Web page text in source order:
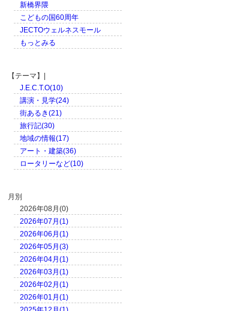
新橋界隈
こどもの国60周年
JECTOウェルネスモール
もっとみる
【テーマ】|
J.E.C.T.O(10)
講演・見学(24)
街あるき(21)
旅行記(30)
地域の情報(17)
アート・建築(36)
ロータリーなど(10)
月別
2026年08月(0)
2026年07月(1)
2026年06月(1)
2026年05月(3)
2026年04月(1)
2026年03月(1)
2026年02月(1)
2026年01月(1)